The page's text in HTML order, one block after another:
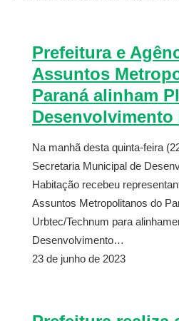
Prefeitura e
Assuntos
Paraná alinham
Desenvolvimento
Na manhã desta quinta-feira
Secretaria Municipal de
Habitação recebeu
Assuntos Metropolitanos do
Urbtec/Technum para
Desenvolvimento…
23 de junho de 2023